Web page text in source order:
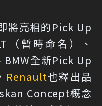
將亮相的Pick Up
（暫時命名）、
全新Pick Up
Renault也釋出品
Concept概念